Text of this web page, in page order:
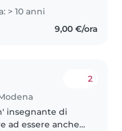
mi ha permesso
un livello..
> 10 anni
9,00 €/ora
2
insegnante di
ad essere anche